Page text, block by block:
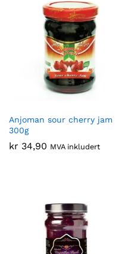
Anjoman sour cherry jam
300g
kr 34,90 MVA inkludert